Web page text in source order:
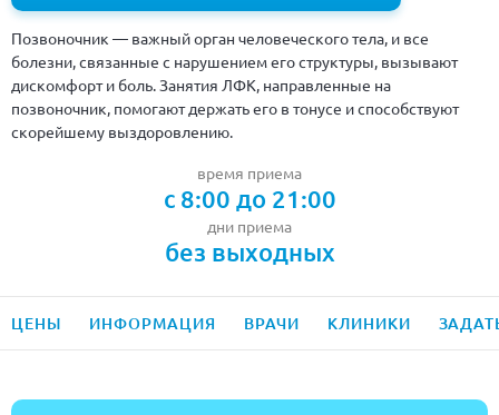
Позвоночник — важный орган человеческого тела, и все
болезни, связанные с нарушением его структуры, вызывают
дискомфорт и боль. Занятия ЛФК, направленные на
позвоночник, помогают держать его в тонусе и способствуют
скорейшему выздоровлению.
время приема
с 8:00 до 21:00
дни приема
без выходных
ЦЕНЫ ИНФОРМАЦИЯ ВРАЧИ КЛИНИКИ